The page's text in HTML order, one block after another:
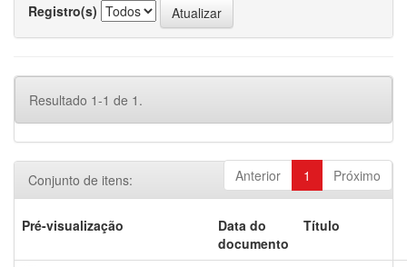
Registro(s)
Resultado 1-1 de 1.
Anterior 1 Próximo
Conjunto de itens:
Pré-visualização
Data do
documento
Título